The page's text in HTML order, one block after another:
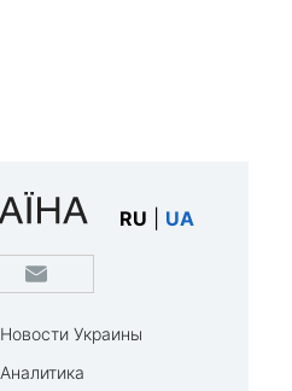
RU UA
Новости Украины
Аналитика